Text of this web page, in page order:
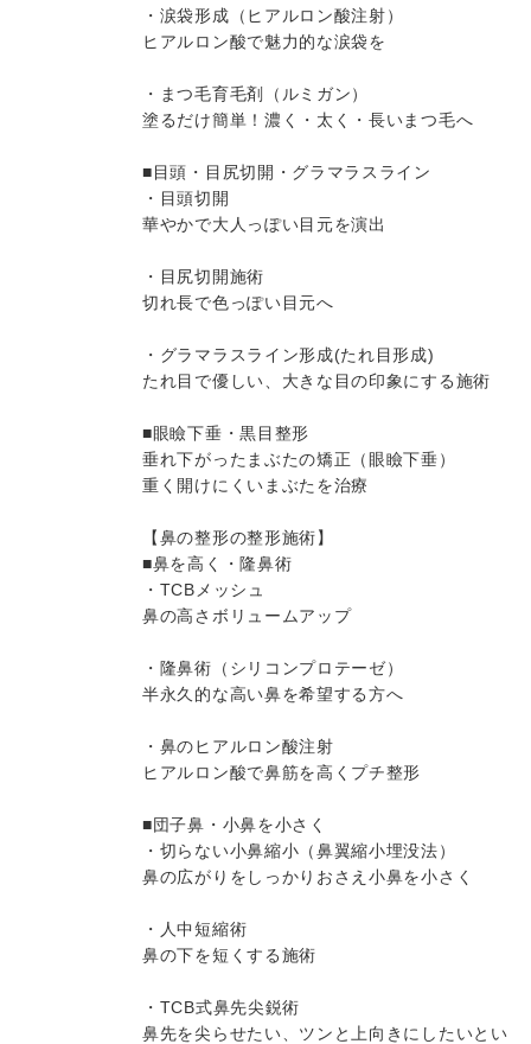
・涙袋形成（ヒアルロン酸注射）
ヒアルロン酸で魅力的な涙袋を
・まつ毛育毛剤（ルミガン）
塗るだけ簡単！濃く・太く・長いまつ毛へ
■目頭・目尻切開・グラマラスライン
・目頭切開
華やかで大人っぽい目元を演出
・目尻切開施術
切れ長で色っぽい目元へ
・グラマラスライン形成(たれ目形成)
たれ目で優しい、大きな目の印象にする施術
■眼瞼下垂・黒目整形
垂れ下がったまぶたの矯正（眼瞼下垂）
重く開けにくいまぶたを治療
【鼻の整形の整形施術】
■鼻を高く・隆鼻術
・TCBメッシュ
鼻の高さボリュームアップ
・隆鼻術（シリコンプロテーゼ）
半永久的な高い鼻を希望する方へ
・鼻のヒアルロン酸注射
ヒアルロン酸で鼻筋を高くプチ整形
■団子鼻・小鼻を小さく
・切らない小鼻縮小（鼻翼縮小埋没法）
鼻の広がりをしっかりおさえ小鼻を小さく
・人中短縮術
鼻の下を短くする施術
・TCB式鼻先尖鋭術
鼻先を尖らせたい、ツンと上向きにしたいとい